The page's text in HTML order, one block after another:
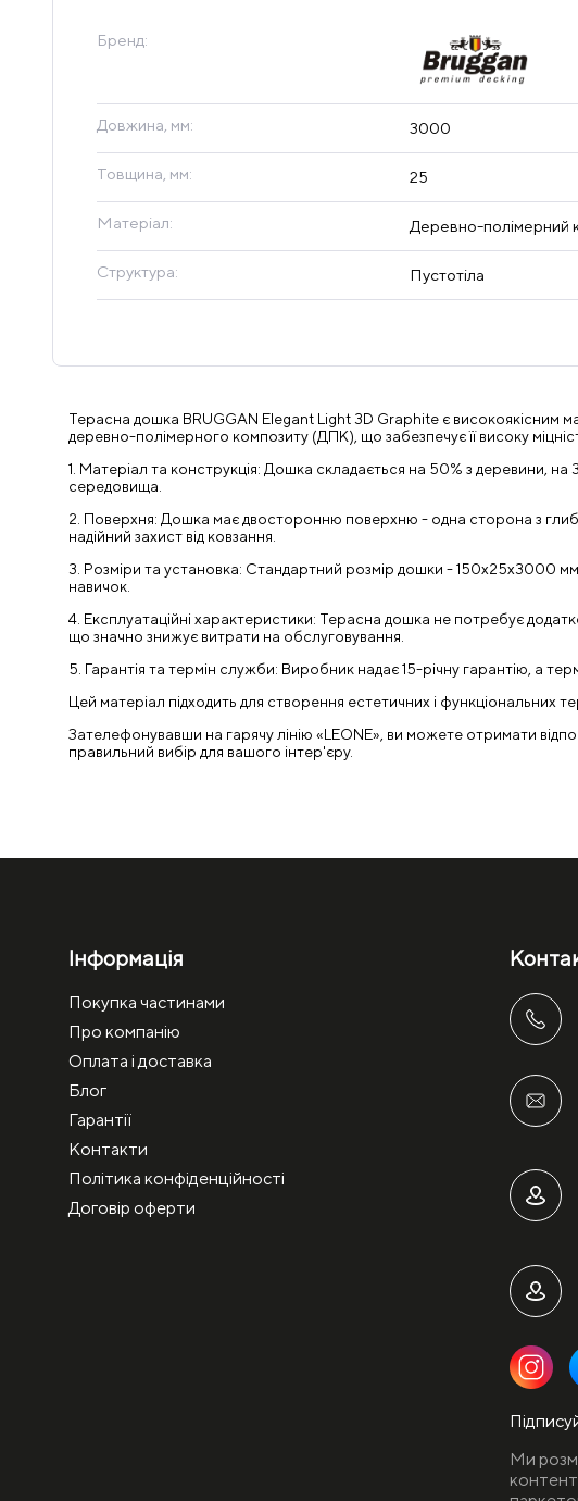
Бренд:
Довжина, мм: 3000
Товщина, мм: 25
Матеріал: Деревно-полімерний
Структура: Пустотіла
Терасна дошка BRUGGAN Elegant Light 3D Graphite є високоякісним
деревно-полімерного композиту (ДПК), що забезпечує її високу
1. Матеріал та конструкція: Дошка складається на 50% з деревини, на
середовища.
2. Поверхня: Дошка має двосторонню поверхню - одна сторона з
надійний захист від ковзання.
3. Розміри та установка: Стандартний розмір дошки - 150x25x3000
навичок.
4. Експлуатаційні характеристики: Терасна дошка не потребує
що значно знижує витрати на обслуговування.
5. Гарантія та термін служби: Виробник надає 15-річну гарантію, а
Цей матеріал підходить для створення естетичних і функціональних
Зателефонувавши на гарячу лінію «LEONE», ви можете отримати
правильний вибір для вашого інтер'єру.
Інформація
Покупка частинами
Про компанію
Оплата і доставка
Блог
Гарантії
Контакти
Політика конфіденційності
Договір оферти
Ми